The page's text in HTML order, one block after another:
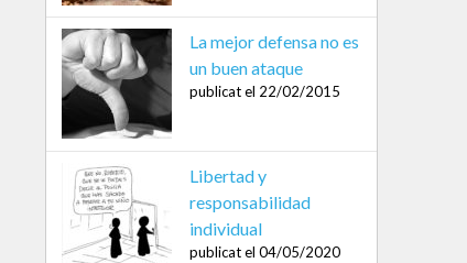
La mejor defensa no es
un buen ataque
publicat el 22/02/2015
Libertad y
responsabilidad
individual
publicat el 04/05/2020